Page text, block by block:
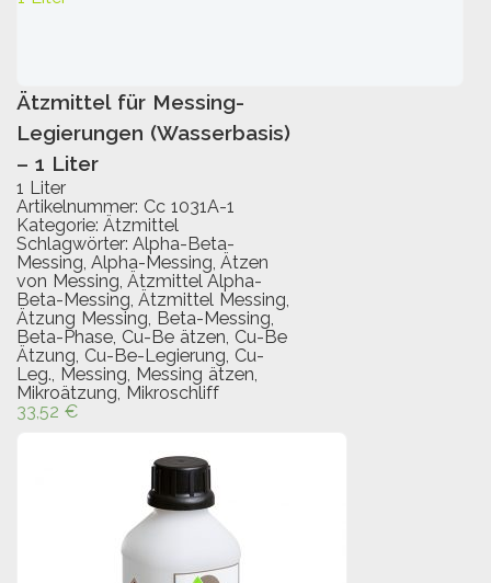
IN DEN WARENKORB
Ätzmittel für Messing-
Legierungen (Wasserbasis)
– 1 Liter
1 Liter
Artikelnummer: Cc 1031A-1
Kategorie: Ätzmittel
Schlagwörter: Alpha-Beta-
Messing, Alpha-Messing, Ätzen
von Messing, Ätzmittel Alpha-
Beta-Messing, Ätzmittel Messing,
Ätzung Messing, Beta-Messing,
Beta-Phase, Cu-Be ätzen, Cu-Be
Ätzung, Cu-Be-Legierung, Cu-
Leg., Messing, Messing ätzen,
Mikroätzung, Mikroschliff
33,52 €